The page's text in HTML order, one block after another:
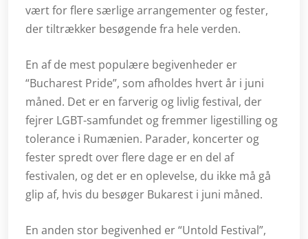
vært for flere særlige arrangementer og fester,
der tiltrækker besøgende fra hele verden.
En af de mest populære begivenheder er
“Bucharest Pride”, som afholdes hvert år i juni
måned. Det er en farverig og livlig festival, der
fejrer LGBT-samfundet og fremmer ligestilling og
tolerance i Rumænien. Parader, koncerter og
fester spredt over flere dage er en del af
festivalen, og det er en oplevelse, du ikke må gå
glip af, hvis du besøger Bukarest i juni måned.
En anden stor begivenhed er “Untold Festival”,